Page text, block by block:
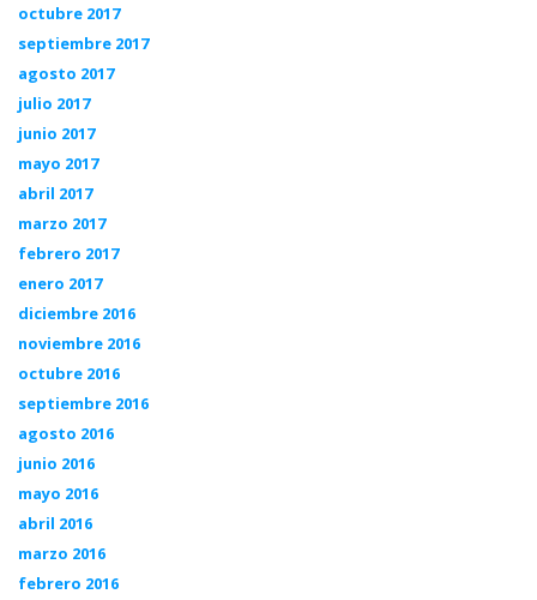
octubre 2017
septiembre 2017
agosto 2017
julio 2017
junio 2017
mayo 2017
abril 2017
marzo 2017
febrero 2017
enero 2017
diciembre 2016
noviembre 2016
octubre 2016
septiembre 2016
agosto 2016
junio 2016
mayo 2016
abril 2016
marzo 2016
febrero 2016